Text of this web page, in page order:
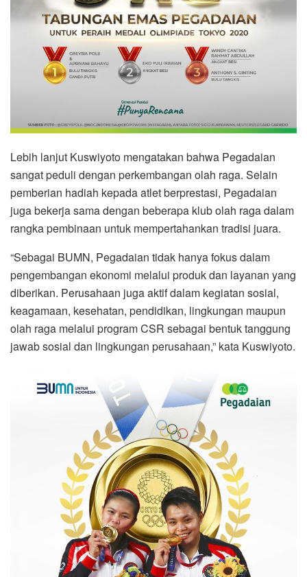
Lebih lanjut Kuswiyoto mengatakan bahwa Pegadaian
sangat peduli dengan perkembangan olah raga. Selain
pemberian hadiah kepada atlet berprestasi, Pegadaian
juga bekerja sama dengan beberapa klub olah raga dalam
rangka pembinaan untuk mempertahankan tradisi juara.
“Sebagai BUMN, Pegadaian tidak hanya fokus dalam
pengembangan ekonomi melalui produk dan layanan yang
diberikan. Perusahaan juga aktif dalam kegiatan sosial,
keagamaan, kesehatan, pendidikan, lingkungan maupun
olah raga melalui program CSR sebagai bentuk tanggung
jawab sosial dan lingkungan perusahaan,” kata Kuswiyoto.